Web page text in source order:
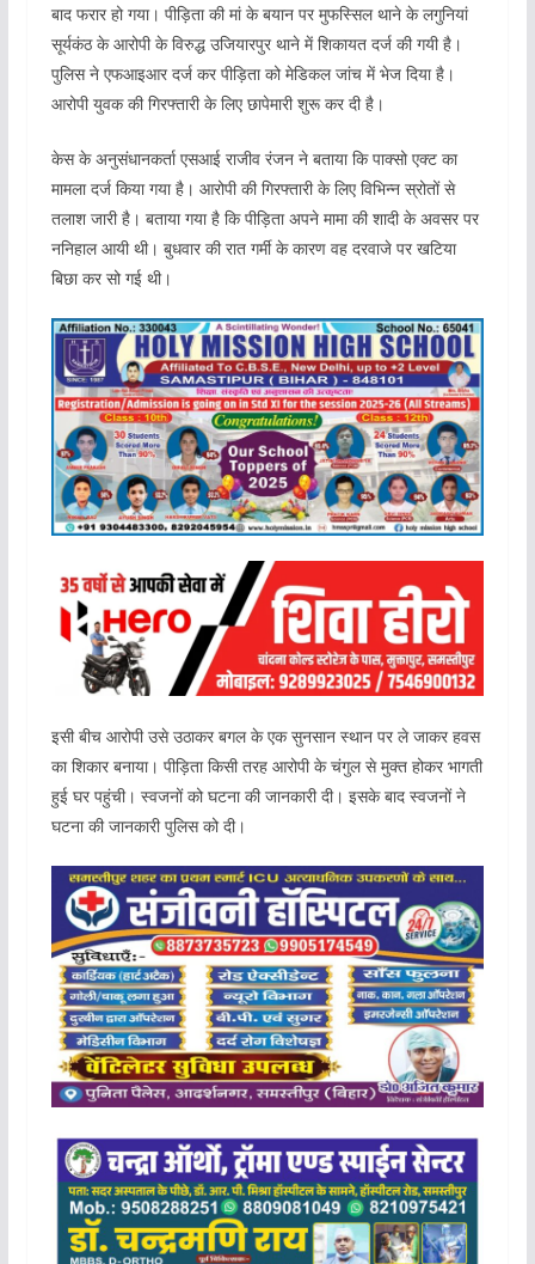
बाद फरार हो गया। पीड़िता की मां के बयान पर मुफस्सिल थाने के लगुनियां
सूर्यकंठ के आरोपी के विरुद्ध उजियारपुर थाने में शिकायत दर्ज की गयी है।
पुलिस ने एफआइआर दर्ज कर पीड़िता को मेडिकल जांच में भेज दिया है।
आरोपी युवक की गिरफ्तारी के लिए छापेमारी शुरू कर दी है।
केस के अनुसंधानकर्ता एसआई राजीव रंजन ने बताया कि पाक्सो एक्ट का
मामला दर्ज किया गया है। आरोपी की गिरफ्तारी के लिए विभिन्न स्रोतों से
तलाश जारी है। बताया गया है कि पीड़िता अपने मामा की शादी के अवसर पर
ननिहाल आयी थी। बुधवार की रात गर्मी के कारण वह दरवाजे पर खटिया
बिछा कर सो गई थी।
इसी बीच आरोपी उसे उठाकर बगल के एक सुनसान स्थान पर ले जाकर हवस
का शिकार बनाया। पीड़िता किसी तरह आरोपी के चंगुल से मुक्त होकर भागती
हुई घर पहुंची। स्वजनों को घटना की जानकारी दी। इसके बाद स्वजनों ने
घटना की जानकारी पुलिस को दी।